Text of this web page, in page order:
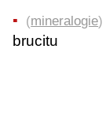
(mineralogie)
brucitu